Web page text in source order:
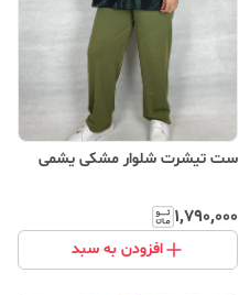
ست تیشرت شلوار مشکی یشمی
۱٬۷۹۰٬۰۰۰
افزودن به سبد